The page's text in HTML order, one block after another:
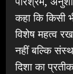
कहा कि किसी
विशेष महत्व
नहीं बल्कि
दिशा का